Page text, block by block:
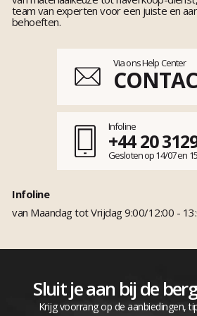
team van experten voor een juiste en
behoeften.
Via ons Help Center
Infoline
+44 20
Gesloten op 14/07 en
Infoline
van Maandag tot Vrijdag 9:00/12:00 -
Sluit je aan bij de
Krijg voorrang op de aanbiedingen,